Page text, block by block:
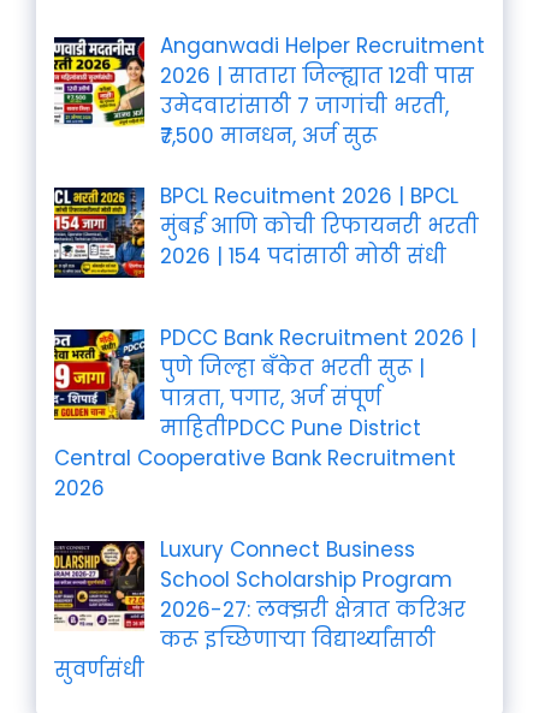
Anganwadi Helper Recruitment
2026 | सातारा जिल्ह्यात 12वी पास
उमेदवारांसाठी 7 जागांची भरती,
₹7,500 मानधन, अर्ज सुरू
BPCL Recuitment 2026 | BPCL
मुंबई आणि कोची रिफायनरी भरती
2026 | 154 पदांसाठी मोठी संधी
PDCC Bank Recruitment 2026 |
पुणे जिल्हा बँकेत भरती सुरू |
पात्रता, पगार, अर्ज संपूर्ण
माहितीPDCC Pune District
Central Cooperative Bank Recruitment
2026
Luxury Connect Business
School Scholarship Program
2026-27: लक्झरी क्षेत्रात करिअर
करू इच्छिणाऱ्या विद्यार्थ्यांसाठी
सुवर्णसंधी